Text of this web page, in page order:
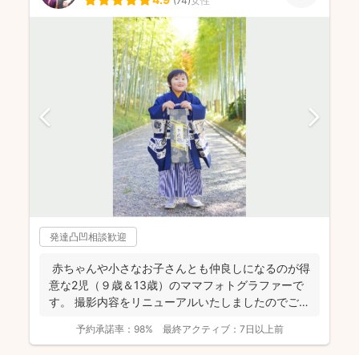
発達凸凹相談歓迎
赤ちゃんや小さなお子さんとも仲良しになるのが得
意な2児（９歳＆13歳）のママフォトグラファーで
す。 撮影内容をリニューアルいたしましたのでご案
予約承諾率： 98% 最終アクティブ： 7日以上前